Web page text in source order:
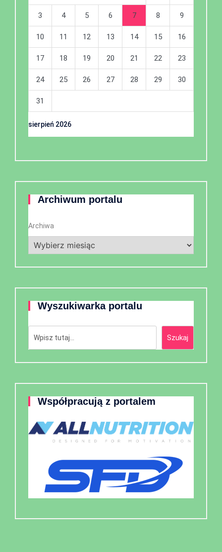
sierpień 2026
3 4 5 6 7 8 9
10 11 12 13 14 15 16
17 18 19 20 21 22 23
24 25 26 27 28 29 30
31
Archiwum portalu
Archiwa
Wyszukiwarka portalu
Szukaj
Współpracują z portalem